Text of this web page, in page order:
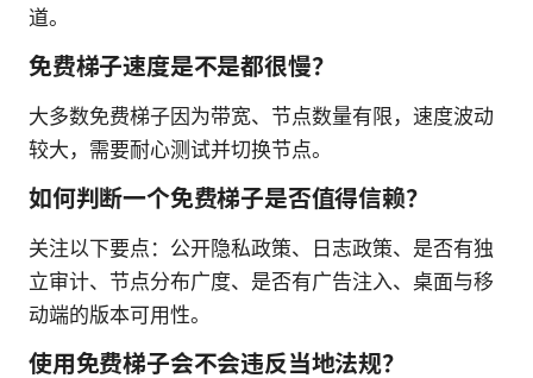
道。
免费梯子速度是不是都很慢？
大多数免费梯子因为带宽、节点数量有限，速度波动
较大，需要耐心测试并切换节点。
如何判断一个免费梯子是否值得信赖？
关注以下要点：公开隐私政策、日志政策、是否有独
立审计、节点分布广度、是否有广告注入、桌面与移
动端的版本可用性。
使用免费梯子会不会违反当地法规？